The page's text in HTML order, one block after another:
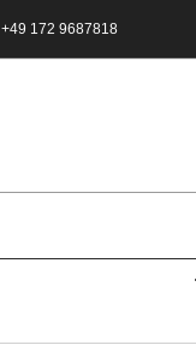
+49 172 9687818